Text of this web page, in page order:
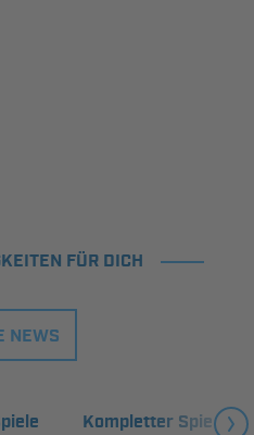
FÜR DICH
NEWS
Kompletter Spielplan